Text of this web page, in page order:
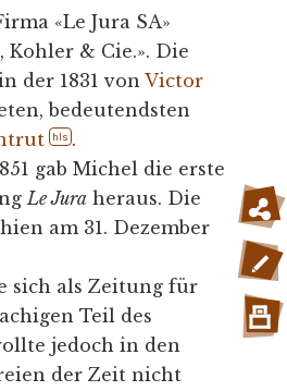
«Le Jura SA»
Kohler & Cie.». Die
der 1831 von Victor
bedeutendsten
hls .
gab Michel die erste
Le Juraheraus. Die
am 31. Dezember
sich als Zeitung für
Teil des
jedoch in den
der Zeit nicht